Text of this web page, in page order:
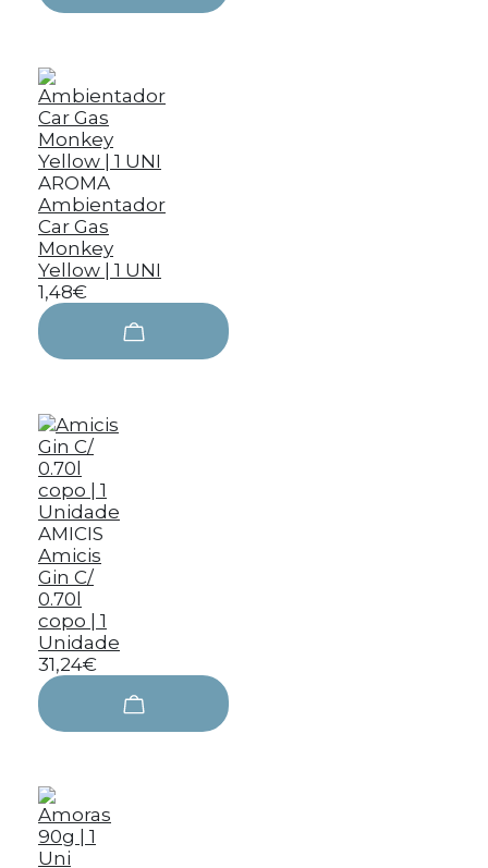
AROMA
Ambientador
Car Gas
Monkey
Yellow | 1 UNI
1,48€
AMICIS
Amicis
Gin C/
0.70l
copo | 1
Unidade
31,24€